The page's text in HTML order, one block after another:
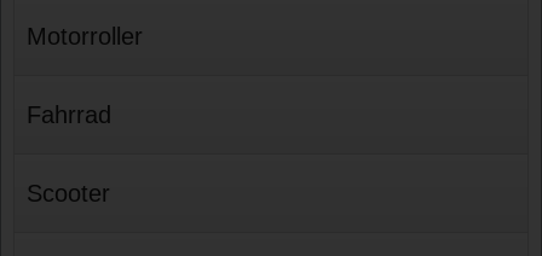
Motorroller
Fahrrad
Scooter